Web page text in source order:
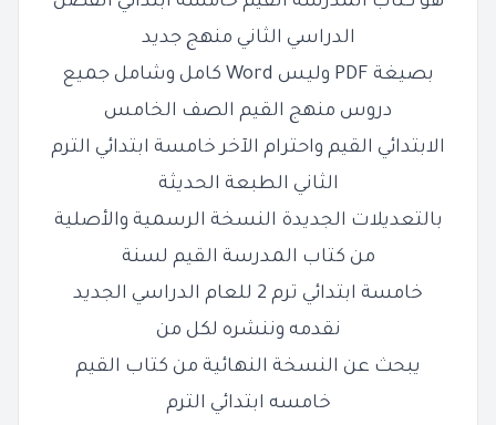
الدراسي الثاني منهج جديد
بصيغة PDF وليس Word كامل وشامل جميع
دروس منهج القيم الصف الخامس
الابتدائي القيم واحترام الآخر خامسة ابتدائي الترم
الثاني الطبعة الحديثة
بالتعديلات الجديدة النسخة الرسمية والأصلية
من كتاب المدرسة القيم لسنة
خامسة ابتدائي ترم 2 للعام الدراسي الجديد
نقدمه وننشره لكل من
يبحث عن النسخة النهائية من كتاب القيم
خامسه ابتدائي الترم